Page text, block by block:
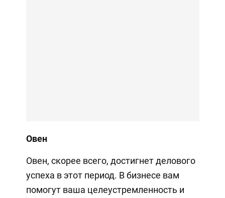
Овен
Овен, скорее всего, достигнет делового
успеха в этот период. В бизнесе вам
помогут ваша целеустремленность и